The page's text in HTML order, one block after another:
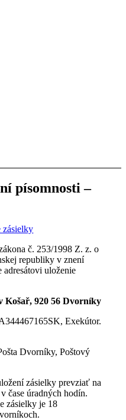
písomnosti –
zásielky
č. 253/1998 Z. z. o
republiky v znení
adresátovi uloženie
Košař, 920 56 Dvorníky
Exekútor.
Dvorníky, Poštový
zásielky prevziať na
čase úradných hodín.
zásielky je 18